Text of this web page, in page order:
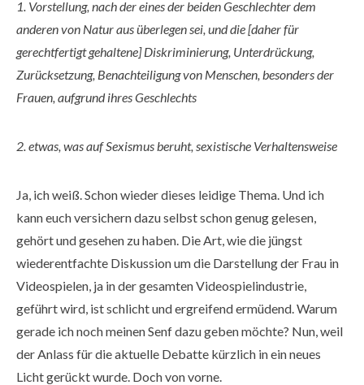
1. Vorstellung, nach der eines der beiden Geschlechter dem
anderen von Natur aus überlegen sei, und die [daher für
gerechtfertigt gehaltene] Diskriminierung, Unterdrückung,
Zurücksetzung, Benachteiligung von Menschen, besonders der
Frauen, aufgrund ihres Geschlechts
2. etwas, was auf Sexismus beruht, sexistische Verhaltensweise
Ja, ich weiß. Schon wieder dieses leidige Thema. Und ich
kann euch versichern dazu selbst schon genug gelesen,
gehört und gesehen zu haben. Die Art, wie die jüngst
wiederentfachte Diskussion um die Darstellung der Frau in
Videospielen, ja in der gesamten Videospielindustrie,
geführt wird, ist schlicht und ergreifend ermüdend. Warum
gerade ich noch meinen Senf dazu geben möchte? Nun, weil
der Anlass für die aktuelle Debatte kürzlich in ein neues
Licht gerückt wurde. Doch von vorne.